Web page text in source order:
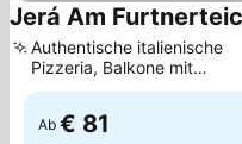
Jerá Am
Authentische italienische
Pizzeria, Balkone mit
Seeblick
Ab € 81